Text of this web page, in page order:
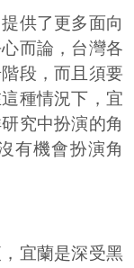
供了更多面向
而論，台灣各
段，而且須要
種情況下，宜
究中扮演的角
有機會扮演角
宜蘭是深受黑